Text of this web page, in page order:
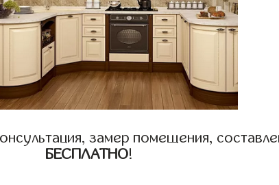
замер помещения,
БЕСПЛАТНО!